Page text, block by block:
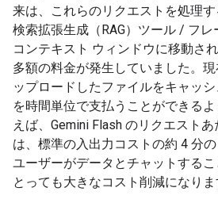
来は、これらのリクエストを処理
検索拡張生成（RAG）ツール / フレ
コンテキスト ウィンドウに移動さ
多額の料金が発生していました。
ップロードしたファイルをキャッ
を時間単位で支払うことができる
えば、Gemini Flash のリクエスト
は、標準の入出力コストの約 4 分の
ユーザーがデータとチャットする
とっても大きなコスト削減になりま